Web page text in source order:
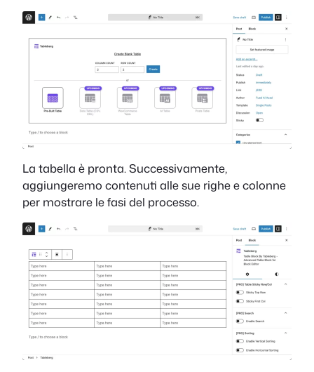
La tabella è pronta. Successivamente,
aggiungeremo contenuti alle sue righe e colonne
per mostrare le fasi del processo.